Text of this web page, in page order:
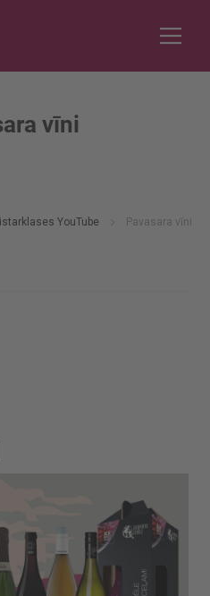
YouTube Pavasara vīni
vīni